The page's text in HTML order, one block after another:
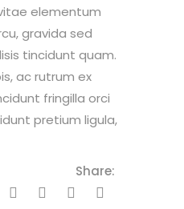
elementum
gravida sed
tincidunt quam.
ac rutrum ex
fringilla orci
pretium ligula,
Share: